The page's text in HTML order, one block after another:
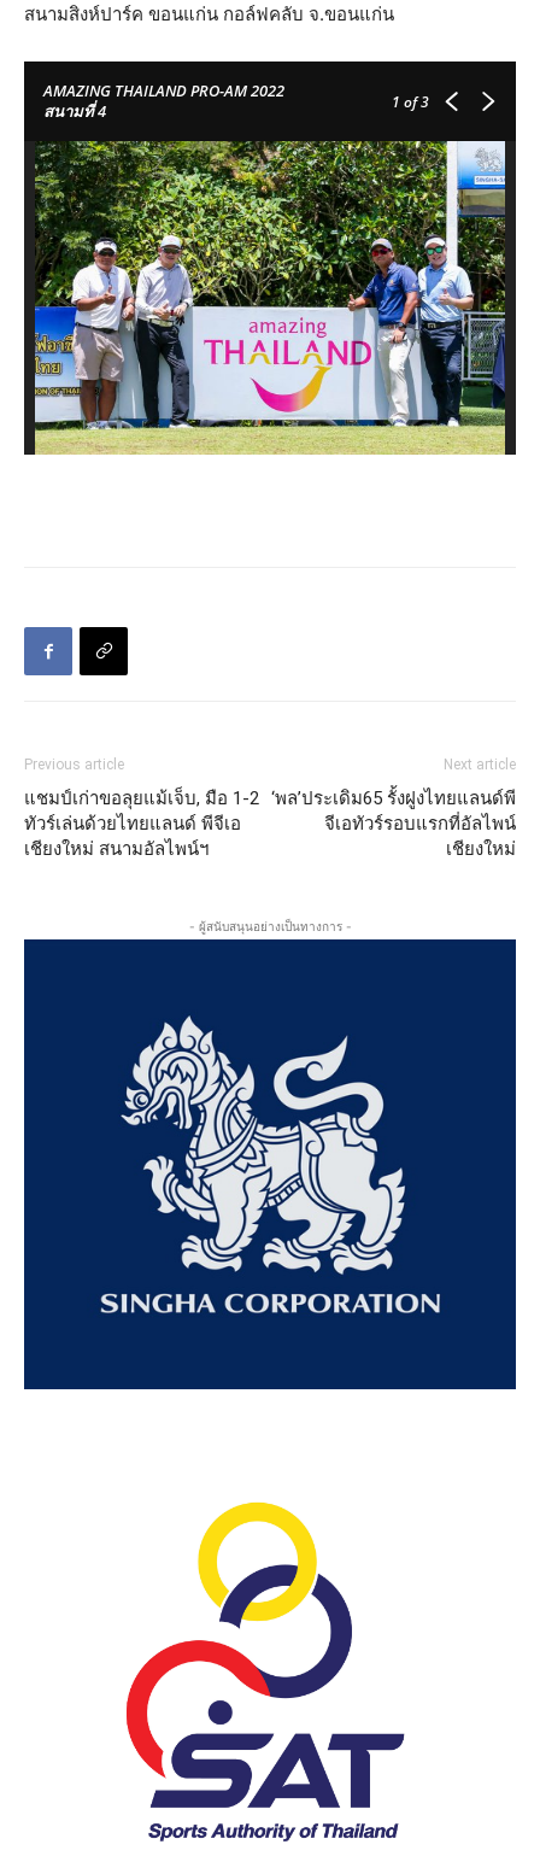
สนามสิงห์ปาร์ค ขอนแก่น กอล์ฟคลับ จ.ขอนแก่น
AMAZING THAILAND PRO-AM 2022
สนามที่ 4
1 of 3
Previous article
แชมป์เก่าขอลุยแม้เจ็บ, มือ 1-2
ทัวร์เล่นด้วยไทยแลนด์ พีจีเอ
เชียงใหม่ สนามอัลไพน์ฯ
Next article
‘พล’ประเดิม65 รั้งฝูงไทยแลนด์พี
จีเอทัวร์รอบแรกที่อัลไพน์
เชียงใหม่
- ผู้สนับสนุนอย่างเป็นทางการ -